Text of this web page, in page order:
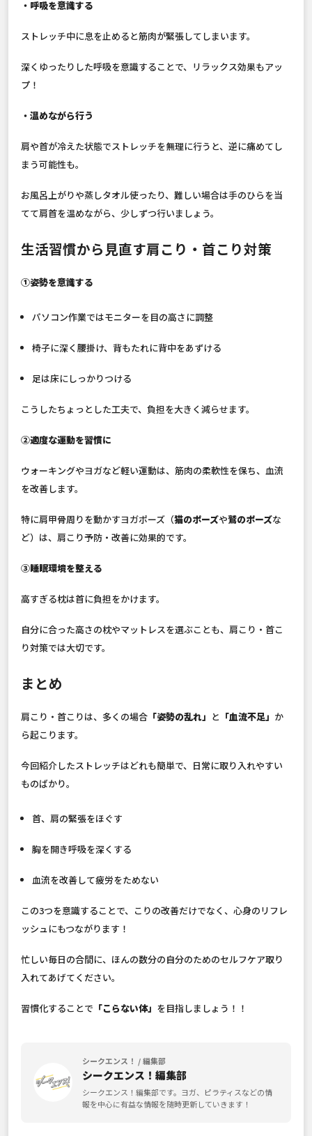
・呼吸を意識する
ストレッチ中に息を止めると筋肉が緊張してしまいます。
深くゆったりした呼吸を意識することで、リラックス効果もアッ
プ！
・温めながら行う
肩や首が冷えた状態でストレッチを無理に行うと、逆に痛めてし
まう可能性も。
お風呂上がりや蒸しタオル使ったり、難しい場合は手のひらを当
てて肩首を温めながら、少しずつ行いましょう。
生活習慣から見直す肩こり・首こり対策
①姿勢を意識する
パソコン作業ではモニターを目の高さに調整
椅子に深く腰掛け、背もたれに背中をあずける
足は床にしっかりつける
こうしたちょっとした工夫で、負担を大きく減らせます。
②適度な運動を習慣に
ウォーキングやヨガなど軽い運動は、筋肉の柔軟性を保ち、血流
を改善します。
特に肩甲骨周りを動かすヨガポーズ（猫のポーズや鷲のポーズな
ど）は、肩こり予防・改善に効果的です。
③睡眠環境を整える
高すぎる枕は首に負担をかけます。
自分に合った高さの枕やマットレスを選ぶことも、肩こり・首こ
り対策では大切です。
まとめ
肩こり・首こりは、多くの場合 「姿勢の乱れ」 と 「血流不足」 か
ら起こります。
今回紹介したストレッチはどれも簡単で、日常に取り入れやすい
ものばかり。
首、肩の緊張をほぐす
胸を開き呼吸を深くする
血流を改善して疲労をためない
この3つを意識することで、こりの改善だけでなく、心身のリフレ
ッシュにもつながります！
忙しい毎日の合間に、ほんの数分の自分のためのセルフケア取り
入れてあげてください。
習慣化することで 「こらない体」 を目指しましょう！！
シークエンス！ / 編集部
シークエンス！編集部
シークエンス！編集部です。ヨガ、ピラティスなどの情
報を中心に有益な情報を随時更新していきます！